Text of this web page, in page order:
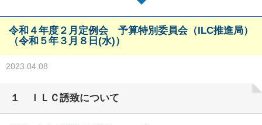
令和４年度２月定例会 予算特別委員会（ILC推進局）
（令和５年３月８日(水)）
2023.04.08
１ ＩＬＣ誘致について